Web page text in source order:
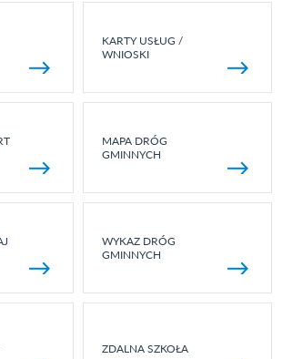
KARTY USŁUG /
WNIOSKI
MAPA DRÓG
GMINNYCH
WYKAZ DRÓG
GMINNYCH
ZDALNA SZKOŁA